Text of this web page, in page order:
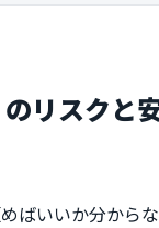
リスクと
ばいいか分から